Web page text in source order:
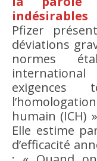
indésirables
Pfizer
déviations
normes
exigences
humain (ICH)
Elle estime
d’efficacité